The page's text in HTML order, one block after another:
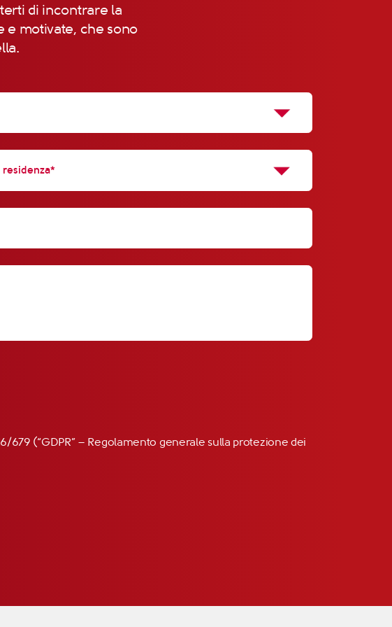
di incontrare la
e motivate, che sono
679 (“GDPR” – Regolamento generale sulla protezione dei